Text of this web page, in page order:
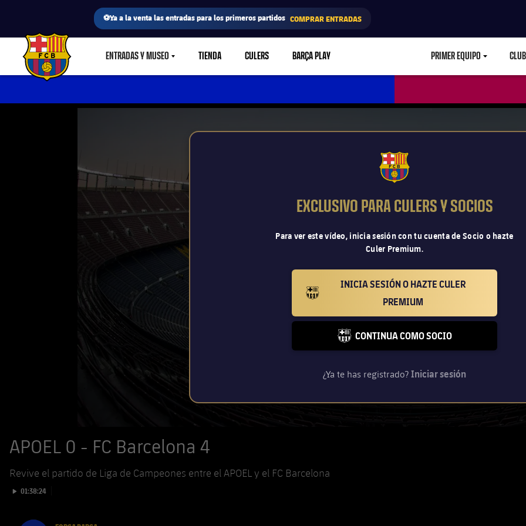
⚽Ya a la venta las entradas para los primeros partidos COMPRAR ENTRADAS
FC Barcelona club badge ENTRADAS Y MUSEOLABEL.SHARE.CARETDOWN
TIENDA CULERS BARÇA PLAY PRIMER EQUIPO CLUB
FCB Barcelona badge
EXCLUSIVO PARA CULERS Y SOCIOS
Para ver este vídeo, inicia sesión con tu cuenta de Socio o hazte
Culer Premium.
BARCELONA BADGE GOLD
INICIA SESIÓN O HAZTE CULER
PREMIUM
CONTINUA COMO SOCIO
¿Ya te has registrado? Iniciar sesión
APOEL 0 - FC Barcelona 4
Revive el partido de Liga de Campeones entre el APOEL y el FC Barcelona
Iniciar vídeo
01:38:24